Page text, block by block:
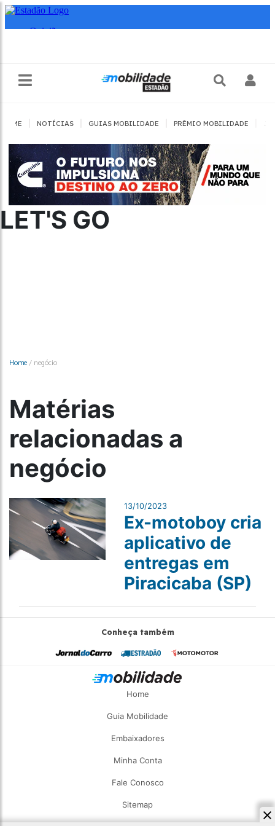
HOME NOTÍCIAS GUIAS MOBILIDADE PRÊMIO MOBILIDADE
LET'S GO
Home / negócio
Matérias
relacionadas a
negócio
13/10/2023
Ex-motoboy cria
aplicativo de
entregas em
Piracicaba (SP)
Conheça também
Home
Guia Mobilidade
Embaixadores
Minha Conta
Fale Conosco
Sitemap